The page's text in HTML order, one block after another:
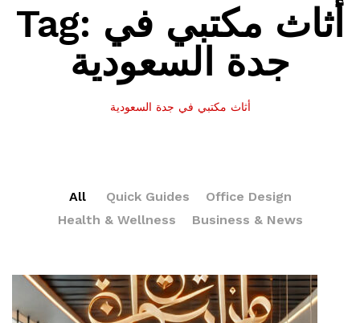
Tag: أثاث مكتبي في
جدة السعودية
أثاث مكتبي في جدة السعودية
All Quick Guides
Office Design
Health & Wellness
Business & News